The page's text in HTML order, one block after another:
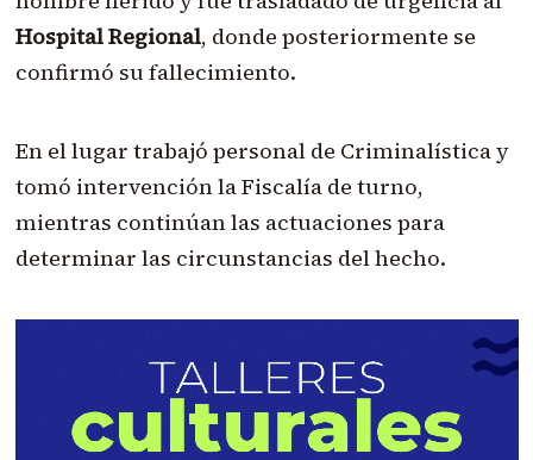
Hospital Regional, donde posteriormente se
confirmó su fallecimiento.
En el lugar trabajó personal de Criminalística y
tomó intervención la Fiscalía de turno,
mientras continúan las actuaciones para
determinar las circunstancias del hecho.